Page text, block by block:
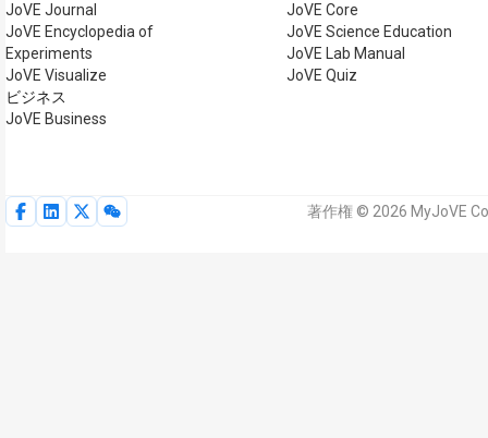
JoVE Journal
JoVE Encyclopedia of
Experiments
JoVE Visualize
ビジネス
JoVE Business
JoVE Core
JoVE Science Education
JoVE Lab Manual
JoVE Quiz
著作権 © 2026 MyJoVE